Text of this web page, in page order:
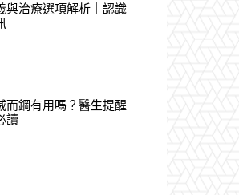
與治療選項解析｜認識
而鋼有用嗎？醫生提醒
讀